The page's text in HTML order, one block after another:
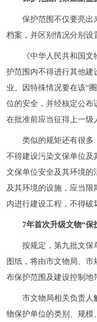
DEUTSCH
ITALIANO
保护范围不仅要亮出
档案，并区别情况分别设
《中华人民共和国文
护范围内不得进行其他建
业。因特殊情况要在该“
位的安全，并经核定公布
在批准前应当征得上一级
类似的规矩还有很多，
不得建设污染文保单位及
文保单位安全及其环境的
及其环境的设施，应当
内进行建设工程，不得破
7年首次升级文物“保
按规定，第九批文保
图纸，将由市文物局、
布保护范围及建设控制地
市文物局相关负责人
物保护单位的类别、规模